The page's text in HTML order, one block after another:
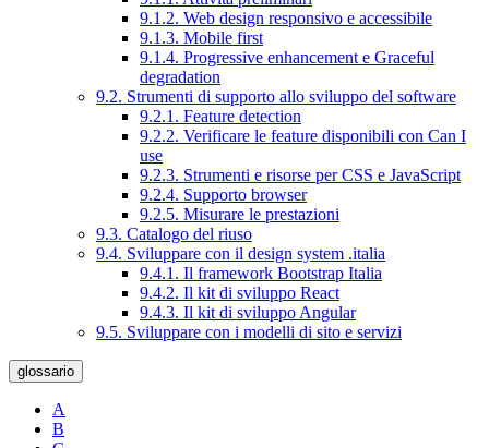
9.1.2. Web design responsivo e accessibile
9.1.3. Mobile first
9.1.4. Progressive enhancement e Graceful
degradation
9.2. Strumenti di supporto allo sviluppo del software
9.2.1. Feature detection
9.2.2. Verificare le feature disponibili con Can I
use
9.2.3. Strumenti e risorse per CSS e JavaScript
9.2.4. Supporto browser
9.2.5. Misurare le prestazioni
9.3. Catalogo del riuso
9.4. Sviluppare con il design system .italia
9.4.1. Il framework Bootstrap Italia
9.4.2. Il kit di sviluppo React
9.4.3. Il kit di sviluppo Angular
9.5. Sviluppare con i modelli di sito e servizi
glossario
A
B